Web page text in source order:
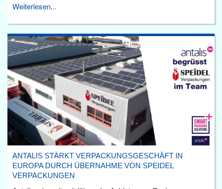
Weiterlesen...
ANTALIS STÄRKT VERPACKUNGSGESCHÄFT IN
EUROPA DURCH ÜBERNAHME VON SPEIDEL
VERPACKUNGEN